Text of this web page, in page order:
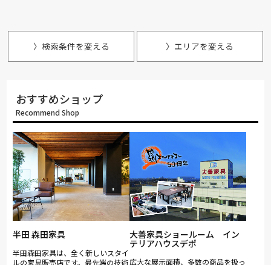
〉検索条件を変える 〉エリアを変える
おすすめショップ
Recommend Shop
半田 森田家具
半田森田家具は、全く新しいスタイ
ルの家具販売店です。最先端の技術
大善家具ショールーム イン
テリアハウスデポ
広大な展示面積、多数の商品を扱っ